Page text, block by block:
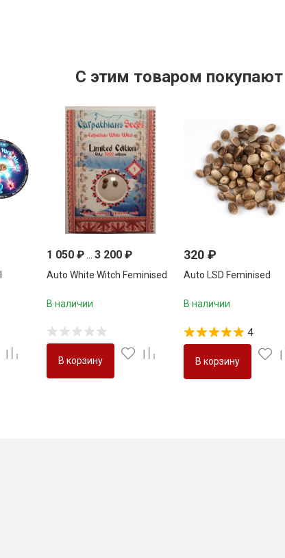
C этим товаром покупают
1 050 ₽... 3 200 ₽
Auto White Witch Feminised
В наличии
В корзину
320 ₽
Auto LSD Feminised
В наличии
4
В корзину